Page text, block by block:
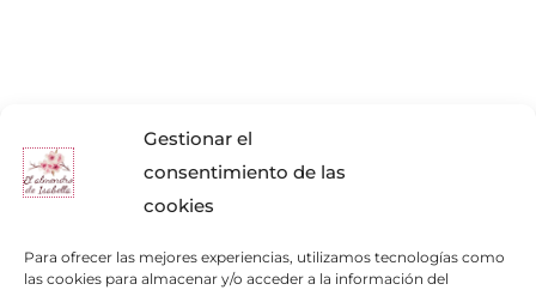
Gestionar el
consentimiento de las
cookies
Para ofrecer las mejores experiencias, utilizamos tecnologías como
las cookies para almacenar y/o acceder a la información del